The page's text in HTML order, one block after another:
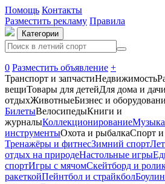
Помощь Контакты
Разместить рекламу Правила
Категории
0 Разместить объявление +
Транспорт и запчастиНедвижимость
вещиТовары для детейДля дома и дачи
отдыхЖивотныеБизнес и
БилетыВелосипедыКниги и
журналыКоллекционирование
инструментыОхота и рыбалкаСпорт
Тренажёры и фитнесЗимний спорт
отдых на природеНастольные игры
спортИгры с мячомСкейтборд и
ракеткойПейнтбол и страйкбол